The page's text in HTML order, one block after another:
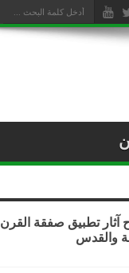
آثار تطبيق صفقة القرن
والقدس